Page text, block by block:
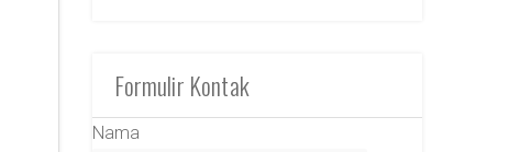
Formulir Kontak
Nama